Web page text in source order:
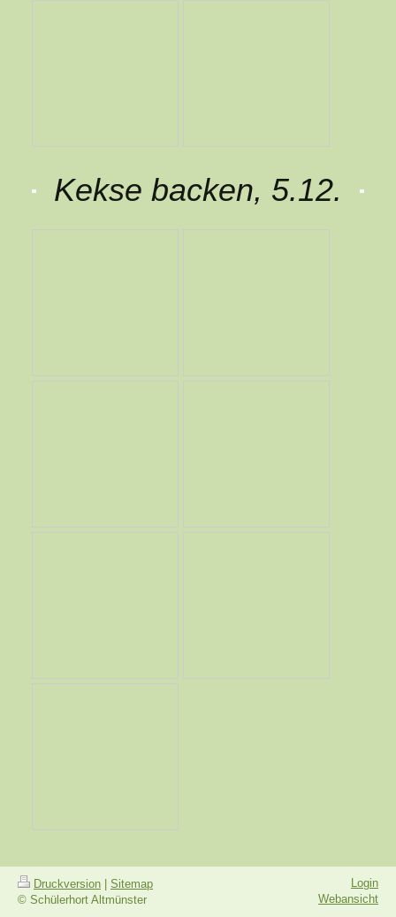
Kekse backen, 5.12.
Druckversion
Sitemap
© Schülerhort Altmünster
Login
Webansicht